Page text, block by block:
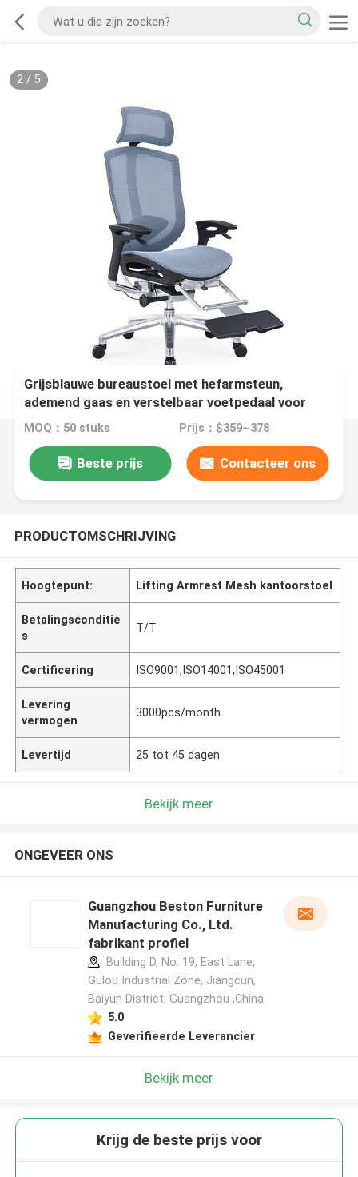
2/ 5
Grijsblauwe bureaustoel met hefarmsteun,
ademend gaas en verstelbaar voetpedaal voor
ergonomisch comfort
MOQ：50 stuks Prijs：$359~378
Beste prijs Contacteer ons
PRODUCTOMSCHRIJVING
Hoogtepunt: Lifting Armrest Mesh kantoorstoel
Betalingsconditie
s
T/T
Certificering ISO9001,ISO14001,ISO45001
Levering
vermogen
3000pcs/month
Levertijd 25 tot 45 dagen
Bekijk meer
ONGEVEER ONS
Guangzhou Beston Furniture
Manufacturing Co., Ltd.
fabrikant profiel
Building D, No. 19, East Lane,
Gulou Industrial Zone, Jiangcun,
Baiyun District, Guangzhou ,China
5.0
Geverifieerde Leverancier
Bekijk meer
Krijg de beste prijs voor